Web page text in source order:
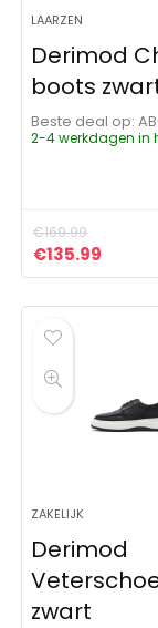
LAARZEN
Derimod
boots
Beste deal op:
2-4 werkdagen in
€169.99
€135.99
ZAKELIJK
Derimod
zwart